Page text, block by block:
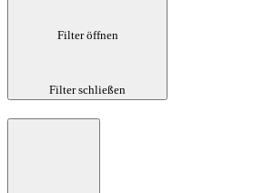
Filter öffnen
Filter schließen